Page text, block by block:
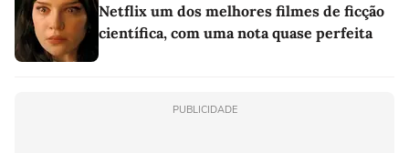
Netflix um dos melhores filmes de ficção
científica, com uma nota quase perfeita
PUBLICIDADE